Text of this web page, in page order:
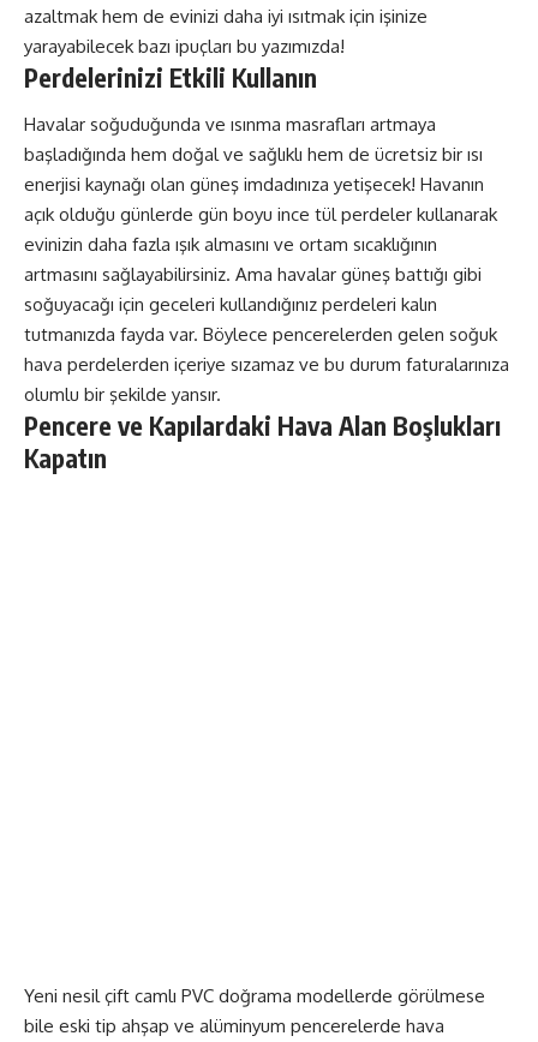
azaltmak hem de evinizi daha iyi ısıtmak için işinize
yarayabilecek bazı ipuçları bu yazımızda!
Perdelerinizi Etkili Kullanın
Havalar soğuduğunda ve ısınma masrafları artmaya
başladığında hem doğal ve sağlıklı hem de ücretsiz bir ısı
enerjisi kaynağı olan güneş imdadınıza yetişecek! Havanın
açık olduğu günlerde gün boyu ince tül perdeler kullanarak
evinizin daha fazla ışık almasını ve ortam sıcaklığının
artmasını sağlayabilirsiniz. Ama havalar güneş battığı gibi
soğuyacağı için geceleri kullandığınız perdeleri kalın
tutmanızda fayda var. Böylece pencerelerden gelen soğuk
hava perdelerden içeriye sızamaz ve bu durum faturalarınıza
olumlu bir şekilde yansır.
Pencere ve Kapılardaki Hava Alan Boşlukları
Kapatın
Yeni nesil çift camlı PVC doğrama modellerde görülmese
bile eski tip ahşap ve alüminyum pencerelerde hava